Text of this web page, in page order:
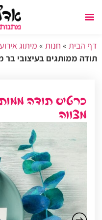
דף הבית » חנות » מיתוג
תודה ממותגים בעיצובי בר
כרטיס תודה
מצווה